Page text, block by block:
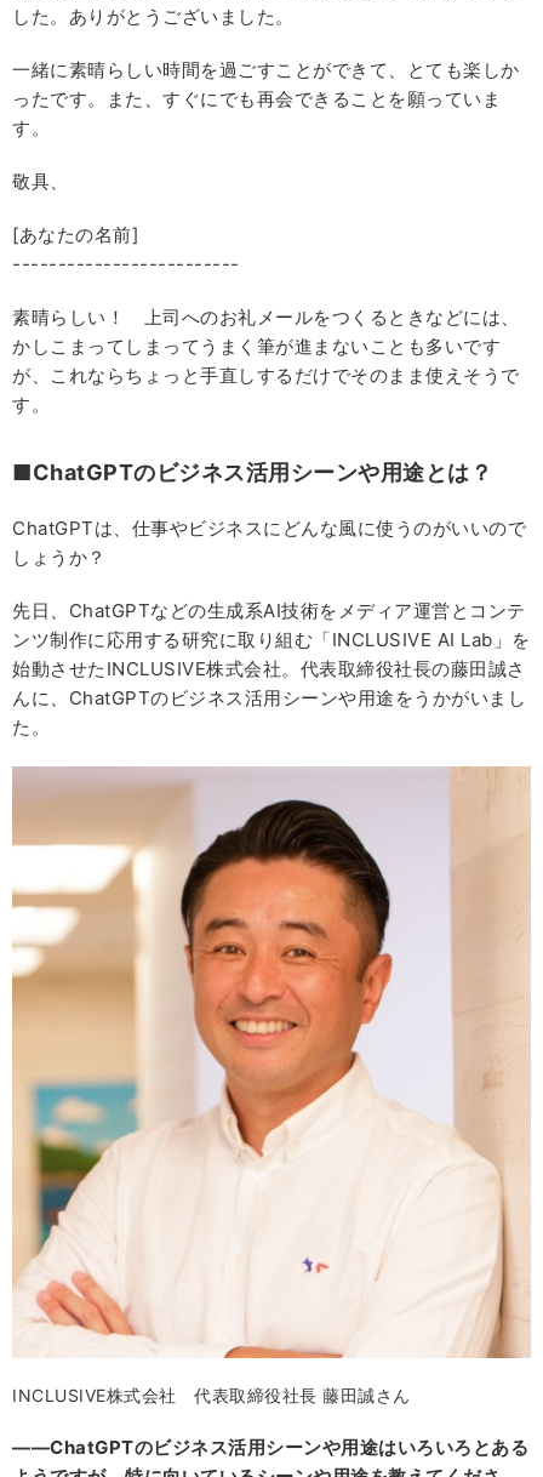
した。ありがとうございました。
一緒に素晴らしい時間を過ごすことができて、とても楽しか
ったです。また、すぐにでも再会できることを願っていま
す。
敬具、
[あなたの名前]
-------------------------
素晴らしい！ 上司へのお礼メールをつくるときなどには、
かしこまってしまってうまく筆が進まないことも多いです
が、これならちょっと手直しするだけでそのまま使えそうで
す。
■ChatGPTのビジネス活用シーンや用途とは？
ChatGPTは、仕事やビジネスにどんな風に使うのがいいので
しょうか？
先日、ChatGPTなどの生成系AI技術をメディア運営とコンテ
ンツ制作に応用する研究に取り組む「INCLUSIVE AI Lab」を
始動させたINCLUSIVE株式会社。代表取締役社長の藤田誠さ
んに、ChatGPTのビジネス活用シーンや用途をうかがいまし
た。
INCLUSIVE株式会社 代表取締役社長 藤田誠さん
――ChatGPTのビジネス活用シーンや用途はいろいろとある